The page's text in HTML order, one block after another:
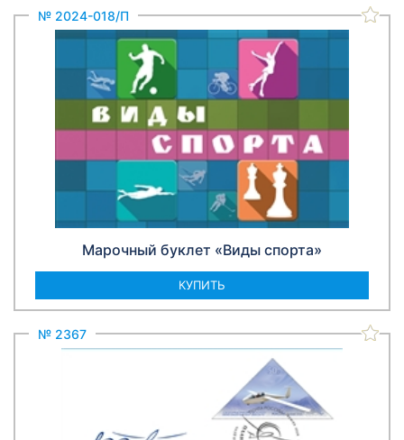
№ 2024-018/П
Марочный буклет «Виды спорта»
КУПИТЬ
№ 2367